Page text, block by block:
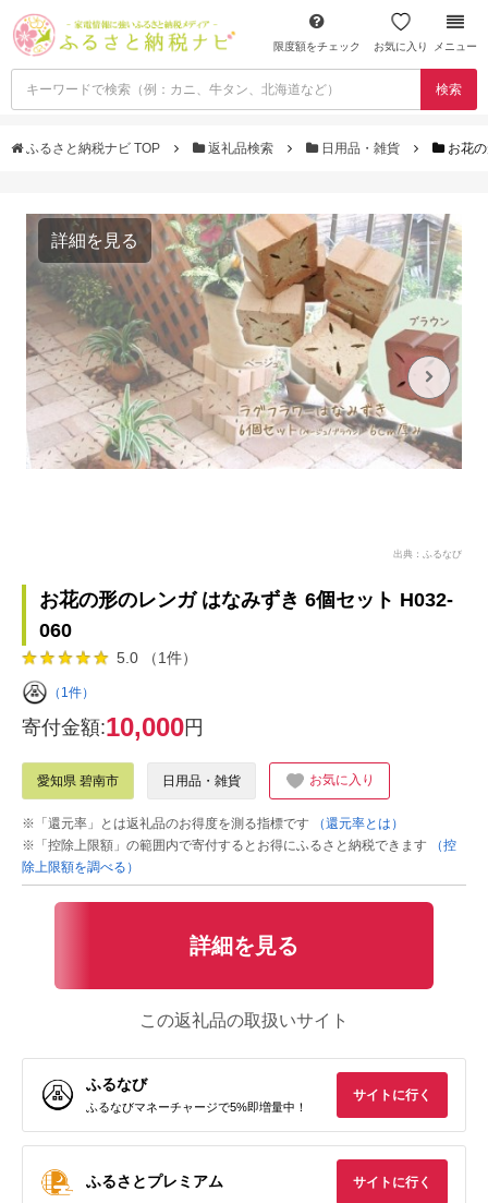
限度額をチェック お気に入り メニュー
検索
ふるさと納税ナビ TOP 返礼品検索 日用品・雑貨 お花
詳細を見る
出典：ふるなび
お花の形のレンガ はなみずき 6個セット H032-
060
5.0 （1件）
（1件）
寄付金額:10,000円
愛知県 碧南市 日用品・雑貨 お気に入り
※「還元率」とは返礼品のお得度を測る指標です
（還元率とは）
※「控除上限額」の範囲内で寄付するとお得にふるさと納税できます
（控
除上限額を調べる）
詳細を見る
この返礼品の取扱いサイト
ふるなび
ふるなびマネーチャージで5%即増量中！
サイトに行く
ふるさとプレミアム サイトに行く